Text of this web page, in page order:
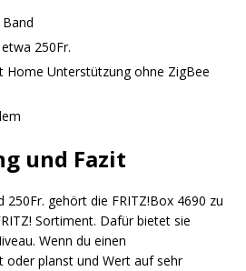
250Fr.
Home Unterstützung ohne ZigBee
und Fazit
250Fr. gehört die FRITZ!Box 4690 zu
Sortiment. Dafür bietet sie
Wenn du einen
oder planst und Wert auf sehr